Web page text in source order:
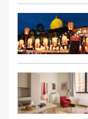
イベント2026(1）
うなぎ(10） う
うな重(2） う
エコバッグ おしゃれ
エビフライ(3）